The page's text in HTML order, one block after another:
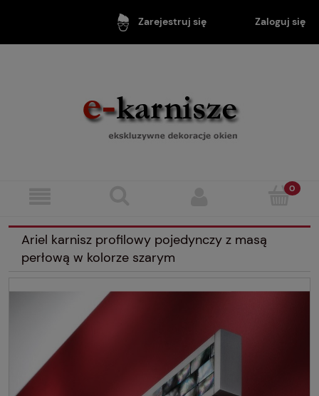
Zarejestruj się Zaloguj się
Ariel karnisz profilowy pojedynczy z masą
perłową w kolorze szarym